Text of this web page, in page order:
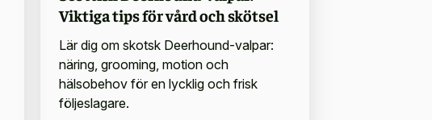
Viktiga tips för vård och skötsel
Lär dig om skotsk Deerhound-valpar:
näring, grooming, motion och
hälsobehov för en lycklig och frisk
följeslagare.